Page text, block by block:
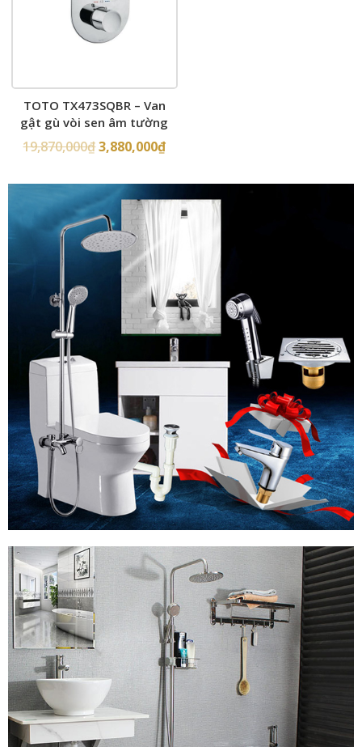
TOTO TX473SQBR – Van
gật gù vòi sen âm tường
19,870,000₫3,880,000₫